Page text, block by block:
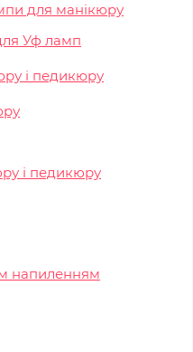
для манікюру
Уф ламп
і педикюру
і педикюру
напиленням